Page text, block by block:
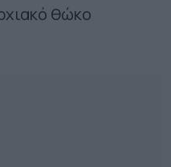
θώκο